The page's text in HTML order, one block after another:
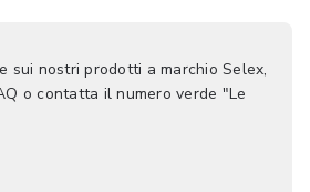
sui nostri prodotti a marchio Selex,
o contatta il numero verde "Le